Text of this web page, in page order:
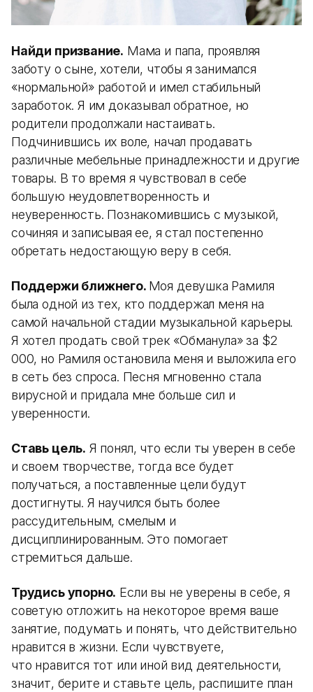
Найди призвание. Мама и папа, проявляя
заботу о сыне, хотели, чтобы я занимался
«нормальной» работой и имел стабильный
заработок. Я им доказывал обратное, но
родители продолжали настаивать.
Подчинившись их воле, начал продавать
различные мебельные принадлежности и другие
товары. В то время я чувствовал в себе
большую неудовлетворенность и
неуверенность. Познакомившись с музыкой,
сочиняя и записывая ее, я стал постепенно
обретать недостающую веру в себя.
Поддержи ближнего. Моя девушка Рамиля
была одной из тех, кто поддержал меня на
самой начальной стадии музыкальной карьеры.
Я хотел продать свой трек «Обманула» за $2
000, но Рамиля остановила меня и выложила его
в сеть без спроса. Песня мгновенно стала
вирусной и придала мне больше сил и
уверенности.
Ставь цель. Я понял, что если ты уверен в себе
и своем творчестве, тогда все будет
получаться, а поставленные цели будут
достигнуты. Я научился быть более
рассудительным, смелым и
дисциплинированным. Это помогает
стремиться дальше.
Трудись упорно. Если вы не уверены в себе, я
советую отложить на некоторое время ваше
занятие, подумать и понять, что действительно
нравится в жизни. Если чувствуете,
что нравится тот или иной вид деятельности,
значит, берите и ставьте цель, распишите план